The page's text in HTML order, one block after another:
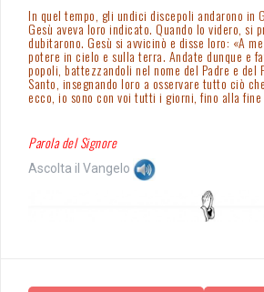
In quel tempo, gli undici discepoli andarono in
Gesù aveva loro indicato. Quando lo videro, si
dubitarono. Gesù si avvicinò e disse loro: «A
potere in cielo e sulla terra. Andate dunque e
popoli, battezzandoli nel nome del Padre e del
Santo, insegnando loro a osservare tutto ciò
ecco, io sono con voi tutti i giorni, fino alla fine
Parola del Signore
Ascolta il Vangelo